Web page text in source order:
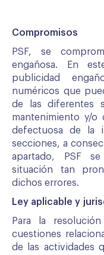
Compromisos
PSF, se
engañosa. En
publicidad
numéricos que
de las diferentes
mantenimiento y/o
defectuosa de la
secciones, a
apartado, PSF
situación tan
dichos errores.
Ley aplicable y
Para la
cuestiones
de las actividades